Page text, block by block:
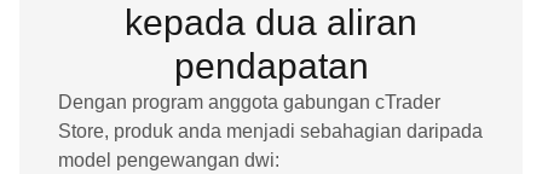
kepada dua aliran
pendapatan
Dengan program anggota gabungan cTrader
Store, produk anda menjadi sebahagian daripada
model pengewangan dwi: